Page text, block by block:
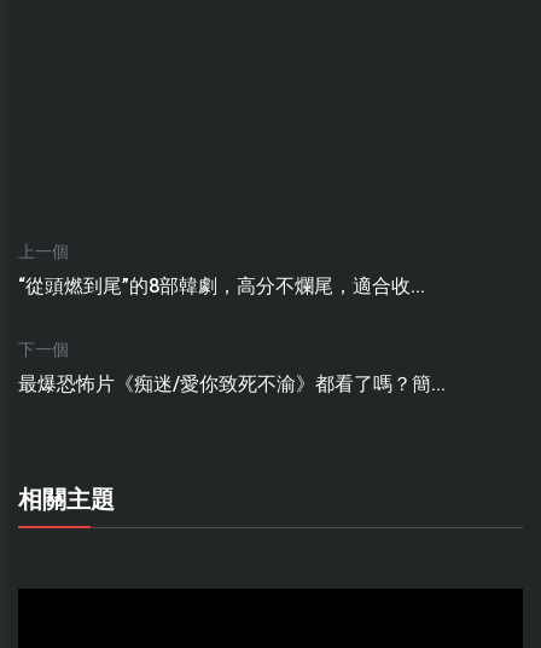
上一個
“從頭燃到尾”的8部韓劇，高分不爛尾，適合收...
下一個
最爆恐怖片《痴迷/愛你致死不渝》都看了嗎？簡...
相關主題